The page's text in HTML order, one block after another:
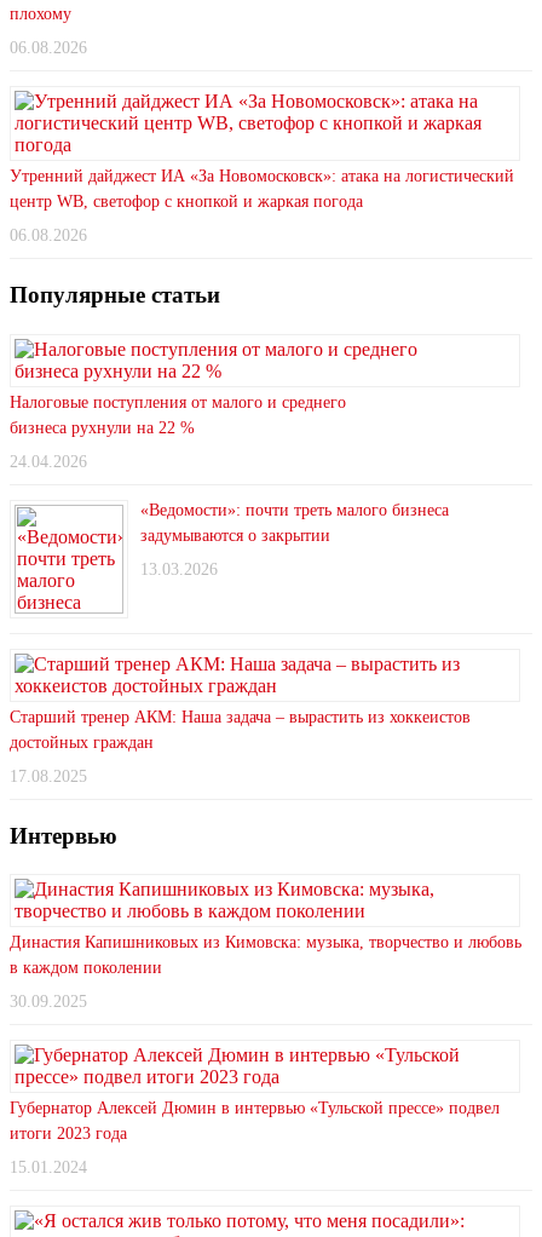
плохому
06.08.2026
Утренний дайджест ИА «За Новомосковск»: атака на логистический
центр WB, светофор с кнопкой и жаркая погода
06.08.2026
Популярные статьи
Налоговые поступления от малого и среднего
бизнеса рухнули на 22 %
24.04.2026
«Ведомости»: почти треть малого бизнеса
задумываются о закрытии
13.03.2026
Старший тренер АКМ: Наша задача – вырастить из хоккеистов
достойных граждан
17.08.2025
Интервью
Династия Капишниковых из Кимовска: музыка, творчество и любовь
в каждом поколении
30.09.2025
Губернатор Алексей Дюмин в интервью «Тульской прессе» подвел
итоги 2023 года
15.01.2024